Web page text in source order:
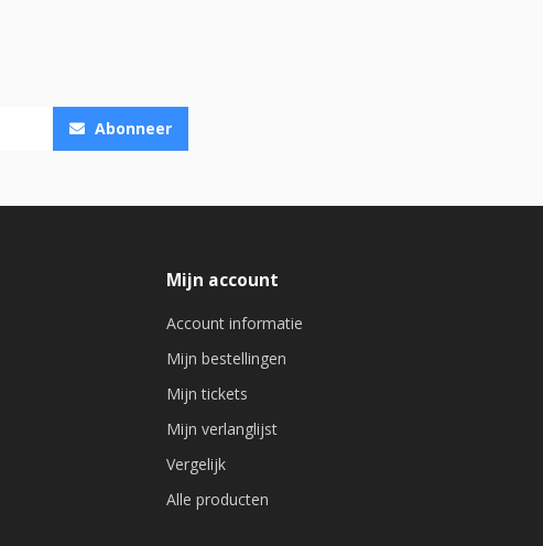
Abonneer
Mijn account
Account informatie
Mijn bestellingen
Mijn tickets
Mijn verlanglijst
Vergelijk
Alle producten